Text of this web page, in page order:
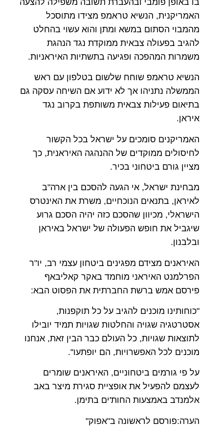
האמריקנית, הנשיא טראמפ מצידו מתוסכל
מהמבוי הסתום במשא ומתן והוא עשוי בהחלט
להגיב בפעולה צבאית ממוקדת נגד הנהגת
משמרות המהפכה ופגיעה בתשתיות האיראניות.
הנשיא טראמפ שוחח שלשום בטלפון עם ראש
הממשלה נתניהו אך לא ידוע אם השיחה עסקה גם
בתיאום פעילות צבאית משותפת בקרוב נגד
איראן.
האמריקנים סומכים על ישראל בכל הקשור
לחיסולים ממוקדים של ההנהגה האיראנית, כך
מציין גורם ביטחוני בכיר.
מבחינת ישראל, אי הגעה להסכם בין ארה"ב
לאיראן, בתנאים הנוכחיים, משרת את האינטרס
הישראלי, מכיוון שהסכם כזה יהיה הסכם גרוע
שיגביל את חופש הפעולה של ישראל באיראן
ובלבנון.
האיראנים מצידם מפגינים ביטחון עצמי רב, יו"ר
הפרלמנט האיראני מוחמד באקר קאליבאף
פירסם אמש ברשת החברתית את הפסוט הבא:
"כוחותינו מוכנים להגיב על כל תוקפנות,
אסטרטגיה שגויה והחלטות שגויות תמיד יובילו
לתוצאות שגויות, כל העולם כבר הבין זאת, אנחנו
מוכנים לכל האפשרויות, הם יופתעו".
על פי גורמים ביטחוניים, האיראנים שומרים
לעצמם להפעיל את אופציית סגירת מיצר באב
אלמנדב באמצעות החות'ים בתימן.
הערה:פורסם לראשונה ב"אפוק"